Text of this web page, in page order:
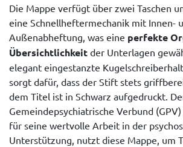
Die Mappe verfügt über zwei Taschen
eine Schnellheftermechanik mit Innen-
Außenabheftung, was eine perfekte
Übersichtlichkeit der Unterlagen
elegant eingestanzte
sorgt dafür, dass der Stift stets
dem Titel ist in Schwarz aufgedruckt.
Gemeindepsychiatrische Verbund
für seine wertvolle Arbeit in der
Unterstützung, nutzt diese Mappe, um